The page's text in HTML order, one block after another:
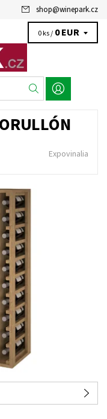
shop@winepark.cz
0 ks / 0 EUR
Expovinalia